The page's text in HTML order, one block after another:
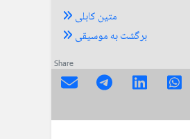
متین کابلی
برگشت به موسیقی
Share